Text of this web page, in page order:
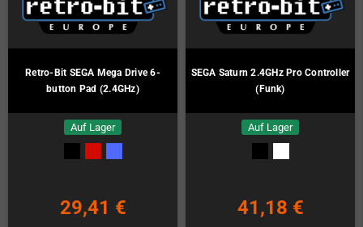
Retro-Bit SEGA Mega Drive 6-
button Pad (2.4GHz)
Auf Lager
29,41 €
SEGA Saturn 2.4GHz Pro Controller
(Funk)
Auf Lager
41,18 €